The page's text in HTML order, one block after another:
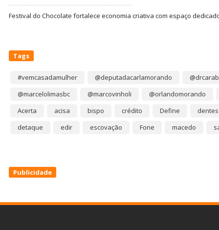
Festival do Chocolate fortalece economia criativa com espaço
Tags
#vemcasadamulher @deputadacarlamorando
@marcelolimasbc
@marcovinholi
@orlandomorando
Acerta
acisa bispo crédito Define
dentes
detaque
edir escovação Fone macedo
Publicidade